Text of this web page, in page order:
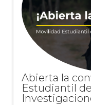
Abierta la
Estudiantil